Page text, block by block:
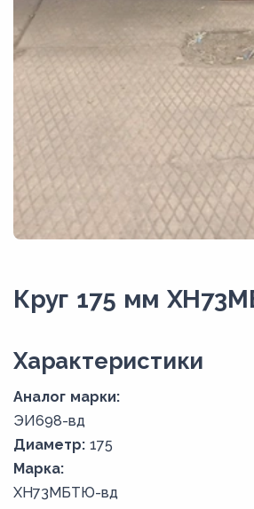
Круг 175 мм
Xарактеристики
Аналог марки:
ЭИ698-вд
Диаметр: 175
Марка:
ХН73МБТЮ-вд